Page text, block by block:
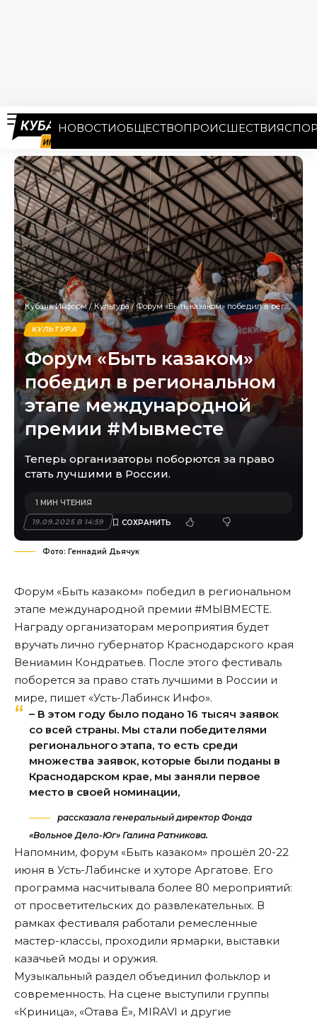
НОВОСТИОБЩЕСТВОПРОИСШЕСТВИЯ
Кубань Информ/Культура/Форум «Быть казаком» победил в региональном этапе международной премии #Мывместе
КУЛЬТУРА
Форум «Быть казаком»
победил в региональном
этапе международной
премии #Мывместе
Теперь организаторы поборются за право
стать лучшими в России.
19.09.2025 В 14:59
1 МИН ЧТЕНИЯ
Фото: Геннадий Дьячук
Форум «Быть казаком» победил в региональном
этапе международной премии #МЫВМЕСТЕ.
Награду организаторам мероприятия будет
вручать лично губернатор Краснодарского края
Вениамин Кондратьев. После этого фестиваль
поборется за право стать лучшими в России и
мире, пишет «Усть-Лабинск Инфо».
– В этом году было подано 16 тысяч заявок
со всей страны. Мы стали победителями
регионального этапа, то есть среди
множества заявок, которые были поданы в
Краснодарском крае, мы заняли первое
место в своей номинации,
рассказала генеральный директор Фонда
«Вольное Дело-Юг» Галина Ратникова.
Напомним, форум «Быть казаком» прошёл 20-22
июня в Усть-Лабинске и хуторе Аргатове. Его
программа насчитывала более 80 мероприятий:
от просветительских до развлекательных. В
рамках фестиваля работали ремесленные
мастер-классы, проходили ярмарки, выставки
казачьей моды и оружия.
Музыкальный раздел объединил фольклор и
современность. На сцене выступили группы
«Криница», «Отава Ё», MIRAVI и другие